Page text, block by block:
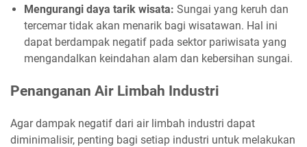
Mengurangi daya tarik wisata: Sungai yang keruh dan
tercemar tidak akan menarik bagi wisatawan. Hal ini
dapat berdampak negatif pada sektor pariwisata yang
mengandalkan keindahan alam dan kebersihan sungai.
Penanganan Air Limbah Industri
Agar dampak negatif dari air limbah industri dapat
diminimalisir, penting bagi setiap industri untuk melakukan